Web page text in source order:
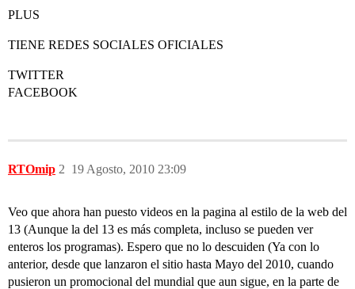
PLUS
TIENE REDES SOCIALES OFICIALES
TWITTER
FACEBOOK
RTOmip 19 Agosto, 2010 23:09
2
Veo que ahora han puesto videos en la pagina al estilo de la web del
13 (Aunque la del 13 es más completa, incluso se pueden ver
enteros los programas). Espero que no lo descuiden (Ya con lo
anterior, desde que lanzaron el sitio hasta Mayo del 2010, cuando
pusieron un promocional del mundial que aun sigue, en la parte de